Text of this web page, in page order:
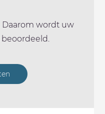
Daarom wordt uw